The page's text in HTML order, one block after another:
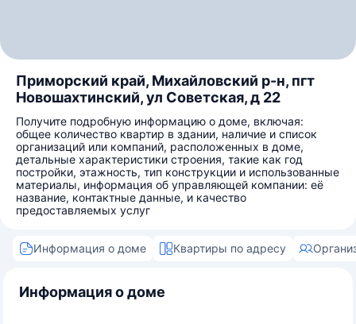
Приморский край, Михайловский р-н, пгт
Новошахтинский, ул Советская, д 22
Получите подробную информацию о доме, включая:
общее количество квартир в здании, наличие и список
организаций или компаний, расположенных в доме,
детальные характеристики строения, такие как год
постройки, этажность, тип конструкции и использованные
материалы, информация об управляющей компании: её
название, контактные данные, и качество
предоставляемых услуг
Информация о доме Квартиры по адресу
Информация о доме